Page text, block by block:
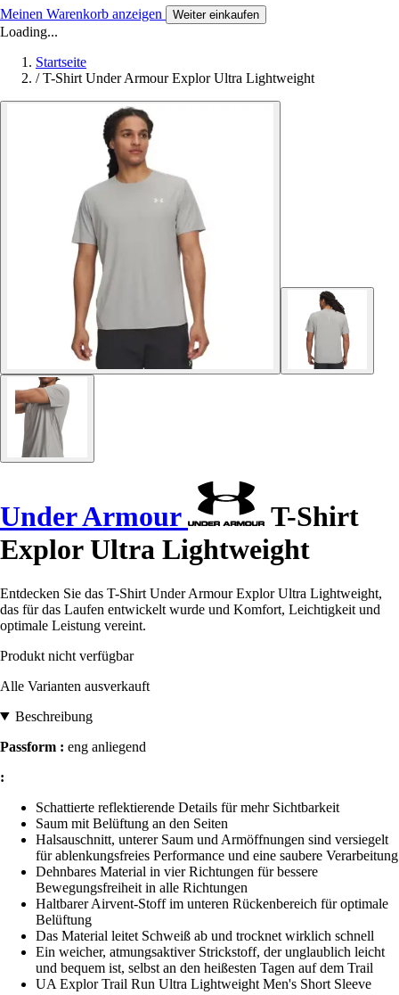
Meinen Warenkorb anzeigen Weiter einkaufen
Loading...
Startseite
/ T-Shirt Under Armour Explor Ultra Lightweight
Under Armour
T-Shirt
Explor Ultra Lightweight
Entdecken Sie das T-Shirt Under Armour Explor Ultra Lightweight,
das für das Laufen entwickelt wurde und Komfort, Leichtigkeit und
optimale Leistung vereint.
Produkt nicht verfügbar
Alle Varianten ausverkauft
Beschreibung
Passform : eng anliegend
:
Schattierte reflektierende Details für mehr Sichtbarkeit
Saum mit Belüftung an den Seiten
Halsauschnitt, unterer Saum und Armöffnungen sind versiegelt
für ablenkungsfreies Performance und eine saubere Verarbeitung
Dehnbares Material in vier Richtungen für bessere
Bewegungsfreiheit in alle Richtungen
Haltbarer Airvent-Stoff im unteren Rückenbereich für optimale
Belüftung
Das Material leitet Schweiß ab und trocknet wirklich schnell
Ein weicher, atmungsaktiver Strickstoff, der unglaublich leicht
und bequem ist, selbst an den heißesten Tagen auf dem Trail
UA Explor Trail Run Ultra Lightweight Men's Short Sleeve